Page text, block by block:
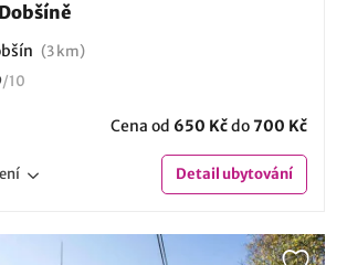
(3 km)
/10
Cena od 650 Kčdo700 Kč
Detailubytování